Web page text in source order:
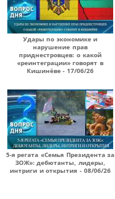
Удары по экономике и
нарушение прав
приднестровцев: о какой
«реинтеграции» говорят в
Кишинёве - 17/06/26
5-я регата «Семья Президента за
ЗОЖ»: дебютанты, лидеры,
интриги и открытия - 08/06/26